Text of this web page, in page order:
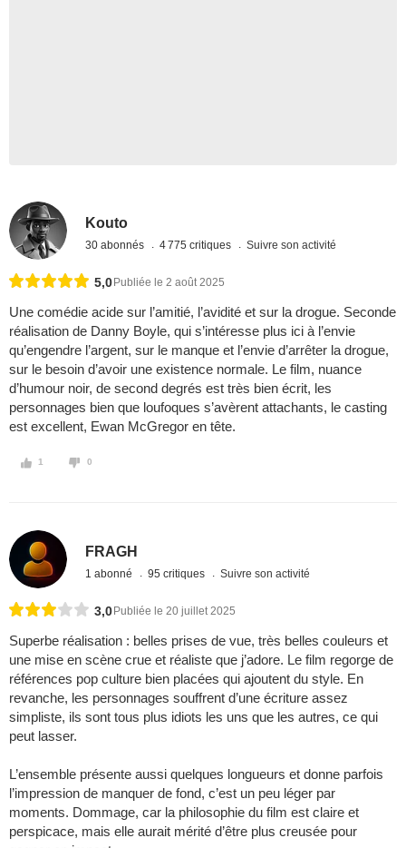
Kouto
30 abonnés 4 775 critiques Suivre son activité
5,0 Publiée le 2 août 2025
Une comédie acide sur l’amitié, l’avidité et sur la drogue. Seconde
réalisation de Danny Boyle, qui s’intéresse plus ici à l’envie
qu’engendre l’argent, sur le manque et l’envie d’arrêter la drogue,
sur le besoin d’avoir une existence normale. Le film, nuance
d’humour noir, de second degrés est très bien écrit, les
personnages bien que loufoques s’avèrent attachants, le casting
est excellent, Ewan McGregor en tête.
1 0
FRAGH
1 abonné 95 critiques Suivre son activité
3,0 Publiée le 20 juillet 2025
Superbe réalisation : belles prises de vue, très belles couleurs et
une mise en scène crue et réaliste que j’adore. Le film regorge de
références pop culture bien placées qui ajoutent du style. En
revanche, les personnages souffrent d’une écriture assez
simpliste, ils sont tous plus idiots les uns que les autres, ce qui
peut lasser.
L’ensemble présente aussi quelques longueurs et donne parfois
l’impression de manquer de fond, c’est un peu léger par
moments. Dommage, car la philosophie du film est claire et
perspicace, mais elle aurait mérité d’être plus creusée pour